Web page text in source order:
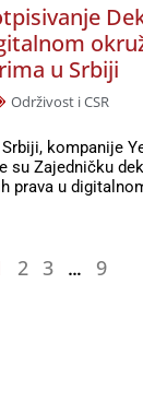
u Srbiji
Održivost i CSR
kompanije
su Zajedničku
prava u
2 3 … 9